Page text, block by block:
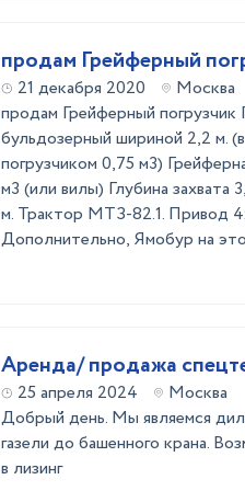
продам Грейферный
21 декабря 2020
Москва
продам Грейферный
бульдозерный шириной 2,2 м.
погрузчиком 0,75 м3)
м3 (или вилы) Глубина захвата
м. Трактор МТЗ-82.1. Привод
Дополнительно, Ямобур на
Аренда/ продажа
25 апреля 2024
Москва
Добрый день. Мы являемся
газели до башенного крана.
в лизинг